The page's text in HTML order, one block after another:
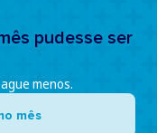
pudesse ser
menos.
mês